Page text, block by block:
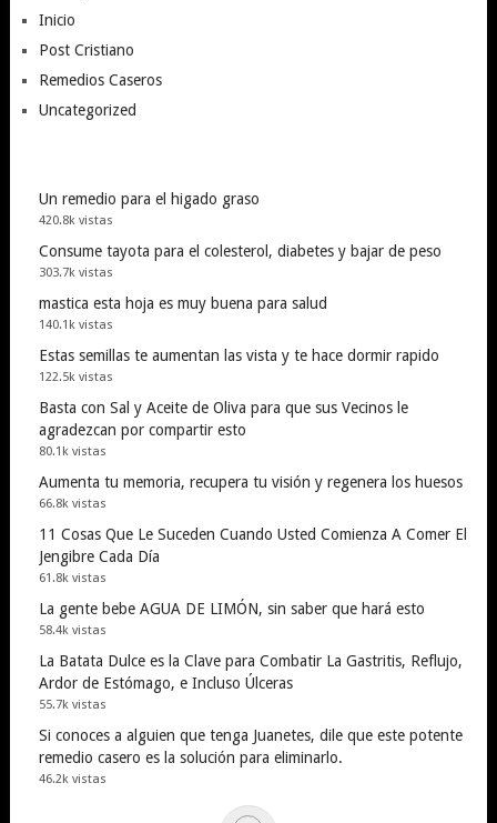
Inicio
Post Cristiano
Remedios Caseros
Uncategorized
Un remedio para el higado graso
420.8k vistas
Consume tayota para el colesterol, diabetes y bajar de peso
303.7k vistas
mastica esta hoja es muy buena para salud
140.1k vistas
Estas semillas te aumentan las vista y te hace dormir rapido
122.5k vistas
Basta con Sal y Aceite de Oliva para que sus Vecinos le
agradezcan por compartir esto
80.1k vistas
Aumenta tu memoria, recupera tu visión y regenera los huesos
66.8k vistas
11 Cosas Que Le Suceden Cuando Usted Comienza A Comer El
Jengibre Cada Día
61.8k vistas
La gente bebe AGUA DE LIMÓN, sin saber que hará esto
58.4k vistas
La Batata Dulce es la Clave para Combatir La Gastritis, Reflujo,
Ardor de Estómago, e Incluso Úlceras
55.7k vistas
Si conoces a alguien que tenga Juanetes, dile que este potente
remedio casero es la solución para eliminarlo.
46.2k vistas